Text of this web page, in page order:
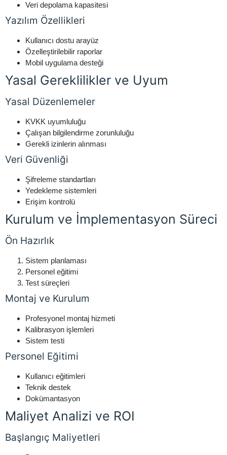
Veri depolama kapasitesi
Yazılım Özellikleri
Kullanıcı dostu arayüz
Özelleştirilebilir raporlar
Mobil uygulama desteği
Yasal Gereklilikler ve Uyum
Yasal Düzenlemeler
KVKK uyumluluğu
Çalışan bilgilendirme zorunluluğu
Gerekli izinlerin alınması
Veri Güvenliği
Şifreleme standartları
Yedekleme sistemleri
Erişim kontrolü
Kurulum ve İmplementasyon Süreci
Ön Hazırlık
Sistem planlaması
Personel eğitimi
Test süreçleri
Montaj ve Kurulum
Profesyonel montaj hizmeti
Kalibrasyon işlemleri
Sistem testi
Personel Eğitimi
Kullanıcı eğitimleri
Teknik destek
Dokümantasyon
Maliyet Analizi ve ROI
Başlangıç Maliyetleri